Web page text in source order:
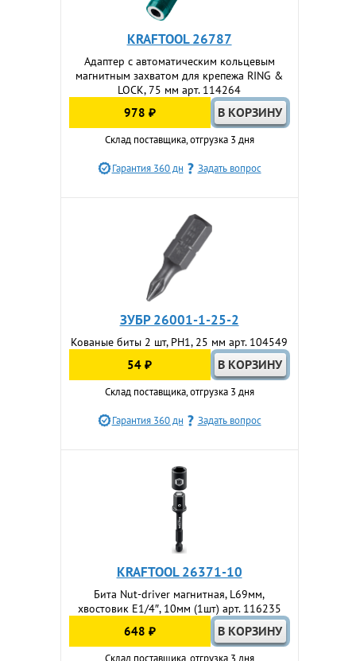
KRAFTOOL 26787
Адаптер с автоматическим кольцевым
магнитным захватом для крепежа RING &
LOCK, 75 мм арт. 114264
978 ₽
Склад поставщика, отгрузка 3 дня
Гарантия 360 дн Задать вопрос
ЗУБР 26001-1-25-2
Кованые биты 2 шт, PH1, 25 мм арт. 104549
54 ₽
Склад поставщика, отгрузка 3 дня
Гарантия 360 дн Задать вопрос
KRAFTOOL 26371-10
Бита Nut-driver магнитная, L69мм,
хвостовик E1/4″, 10мм (1шт) арт. 116235
648 ₽
Склад поставщика, отгрузка 3 дня